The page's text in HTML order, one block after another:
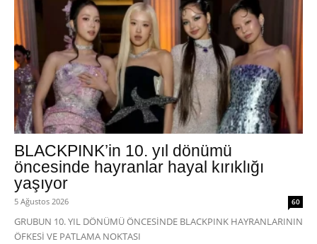
BLACKPINK’in 10. yıl dönümü
öncesinde hayranlar hayal kırıklığı
yaşıyor
5 Ağustos 2026 60
GRUBUN 10. YIL DÖNÜMÜ ÖNCESİNDE BLACKPINK HAYRANLARININ
ÖFKESİ VE PATLAMA NOKTASI